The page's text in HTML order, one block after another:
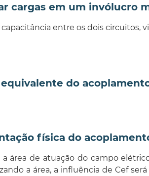
cargas em um invólucro
entre os dois circuitos,
do
física do
área de atuação do campo
a área, a influência de Cef